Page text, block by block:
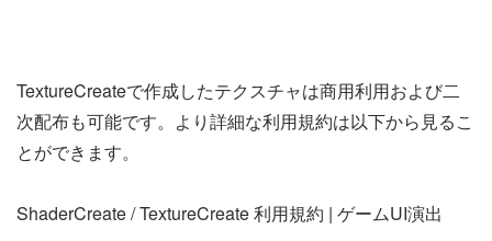
TextureCreateで作成したテクスチャは商用利用および二
次配布も可能です。より詳細な利用規約は以下から見るこ
とができます。
ShaderCreate / TextureCreate 利用規約 | ゲームUI演出